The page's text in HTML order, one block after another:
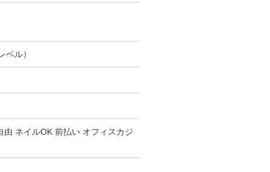
ル）
ネイルOK 前払い オフィスカジ